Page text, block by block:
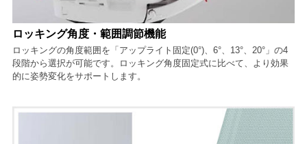
ロッキング角度・範囲調節機能
ロッキングの角度範囲を「アップライト固定(0°)、6°、13°、20°」の4
段階から選択が可能です。ロッキング角度固定式に比べて、より効果
的に姿勢変化をサポートします。